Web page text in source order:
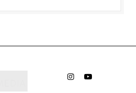
InstagramYouTube